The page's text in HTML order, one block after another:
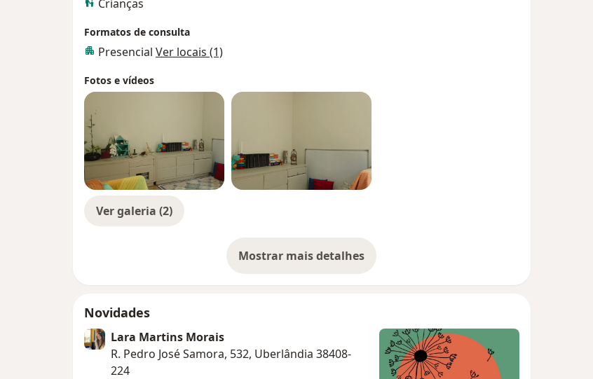
Crianças
Formatos de consulta
Presencial Ver locais (1)
Fotos e vídeos
Ver galeria (2)
Mostrar mais detalhes
sobre a experiência
Novidades
Lara Martins Morais
R. Pedro José Samora, 532, Uberlândia 38408-
224